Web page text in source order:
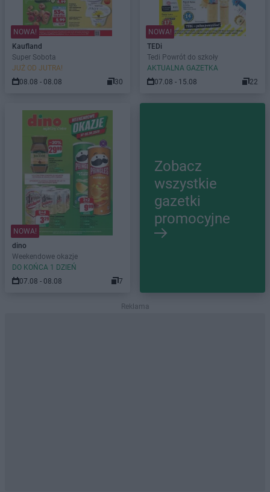
NOWA!
Kaufland
Super Sobota
JUŻ OD JUTRA!
08.08 - 08.08
30
NOWA!
TEDi
Tedi Powrót do szkoły
AKTUALNA GAZETKA
07.08 - 15.08
22
NOWA!
dino
Weekendowe okazje
DO KOŃCA 1 DZIEŃ
07.08 - 08.08
7
Zobacz
wszystkie
gazetki
promocyjne
Reklama